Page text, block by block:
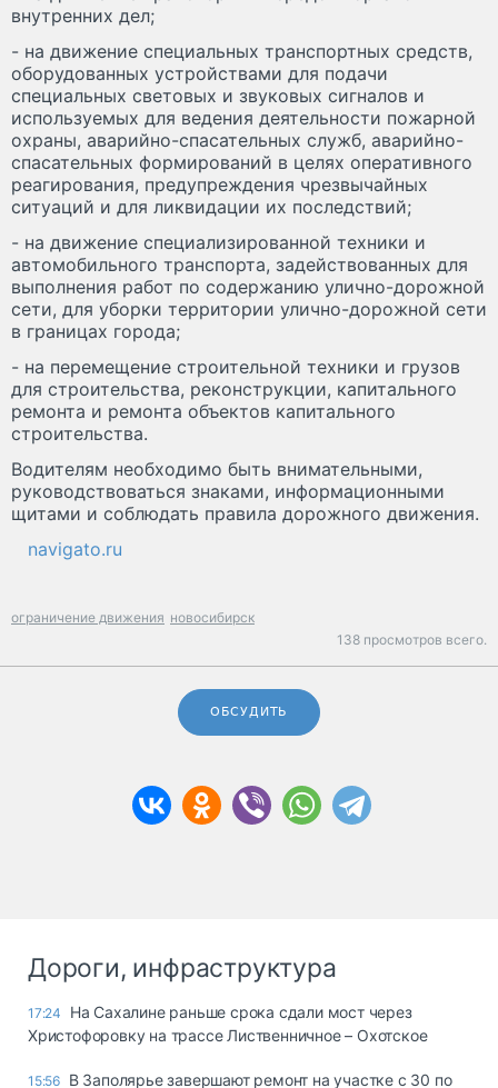
внутренних дел;
- на движение специальных транспортных средств,
оборудованных устройствами для подачи
специальных световых и звуковых сигналов и
используемых для ведения деятельности пожарной
охраны, аварийно-спасательных служб, аварийно-
спасательных формирований в целях оперативного
реагирования, предупреждения чрезвычайных
ситуаций и для ликвидации их последствий;
- на движение специализированной техники и
автомобильного транспорта, задействованных для
выполнения работ по содержанию улично-дорожной
сети, для уборки территории улично-дорожной сети
в границах города;
- на перемещение строительной техники и грузов
для строительства, реконструкции, капитального
ремонта и ремонта объектов капитального
строительства.
Водителям необходимо быть внимательными,
руководствоваться знаками, информационными
щитами и соблюдать правила дорожного движения.
navigato.ru
ограничение движения новосибирск
138 просмотров всего.
ОБСУДИТЬ
Дороги, инфраструктура
17:24
На Сахалине раньше срока сдали мост через
Христофоровку на трассе Лиственничное – Охотское
15:56 В Заполярье завершают ремонт на участке с 30 по